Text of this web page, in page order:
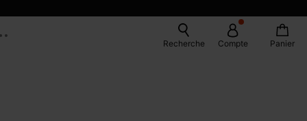
Recherche Compte Panier